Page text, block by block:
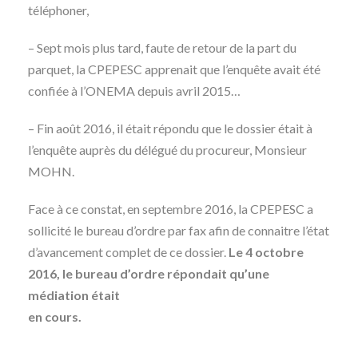
téléphoner,
– Sept mois plus tard, faute de retour de la part du
parquet, la CPEPESC apprenait que l’enquête avait été
confiée à l’ONEMA depuis avril 2015…
– Fin août 2016, il était répondu que le dossier était à
l’enquête auprès du délégué du procureur, Monsieur
MOHN.
Face à ce constat, en septembre 2016, la CPEPESC a
sollicité le bureau d’ordre par fax afin de connaitre l’état
d’avancement complet de ce dossier. Le 4 octobre
2016, le bureau d’ordre répondait qu’une
médiation était
en cours.